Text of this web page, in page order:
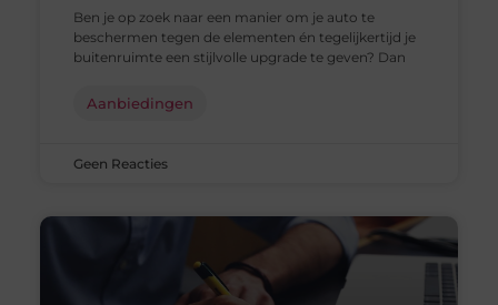
Ben je op zoek naar een manier om je auto te
beschermen tegen de elementen én tegelijkertijd je
buitenruimte een stijlvolle upgrade te geven? Dan
Aanbiedingen
Geen Reacties